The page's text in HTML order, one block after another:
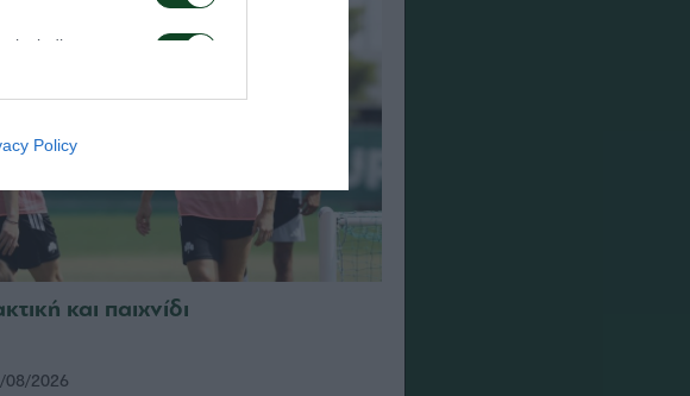
including
user protection.
Policy
και παιχνίδι
08/2026